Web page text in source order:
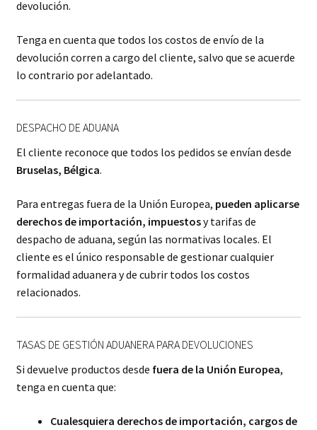
devolución.
Tenga en cuenta que todos los costos de envío de la
devolución corren a cargo del cliente, salvo que se acuerde
lo contrario por adelantado.
DESPACHO DE ADUANA
El cliente reconoce que todos los pedidos se envían desde
Bruselas, Bélgica.
Para entregas fuera de la Unión Europea, pueden aplicarse
derechos de importación, impuestosy tarifas de
despacho de aduana, según las normativas locales. El
cliente es el único responsable de gestionar cualquier
formalidad aduanera y de cubrir todos los costos
relacionados.
TASAS DE GESTIÓN ADUANERA PARA DEVOLUCIONES
Si devuelve productos desde fuera de la Unión Europea,
tenga en cuenta que:
Cualesquiera derechos de importación, cargos de